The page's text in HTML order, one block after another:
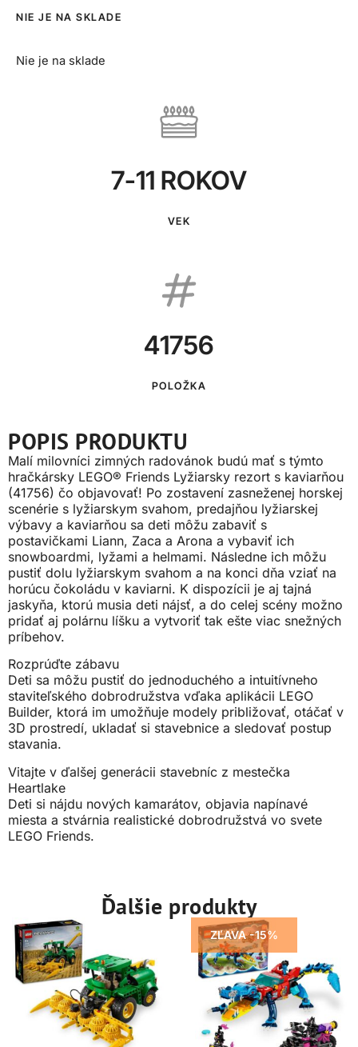
NIE JE NA SKLADE
Nie je na sklade
7-11 ROKOV
VEK
41756
POLOŽKA
POPIS PRODUKTU
Malí milovníci zimných radovánok budú mať s týmto
hračkársky LEGO® Friends Lyžiarsky rezort s kaviarňou
(41756) čo objavovať! Po zostavení zasneženej horskej
scenérie s lyžiarskym svahom, predajňou lyžiarskej
výbavy a kaviarňou sa deti môžu zabaviť s
postavičkami Liann, Zaca a Arona a vybaviť ich
snowboardmi, lyžami a helmami. Následne ich môžu
pustiť dolu lyžiarskym svahom a na konci dňa vziať na
horúcu čokoládu v kaviarni. K dispozícii je aj tajná
jaskyňa, ktorú musia deti nájsť, a do celej scény možno
pridať aj polárnu líšku a vytvoriť tak ešte viac snežných
príbehov.
Rozprúďte zábavu
Deti sa môžu pustiť do jednoduchého a intuitívneho
staviteľského dobrodružstva vďaka aplikácii LEGO
Builder, ktorá im umožňuje modely približovať, otáčať v
3D prostredí, ukladať si stavebnice a sledovať postup
stavania.
Vitajte v ďalšej generácii stavebníc z mestečka
Heartlake
Deti si nájdu nových kamarátov, objavia napínavé
miesta a stvárnia realistické dobrodružstvá vo svete
LEGO Friends.
Ďalšie produkty
ZĽAVA -15%